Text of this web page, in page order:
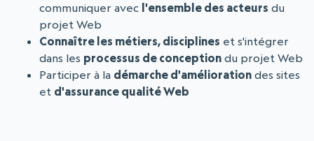
communiquer avec l'ensemble des acteurs du
projet Web
Connaître les métiers, disciplines et s'intégrer
dans les processus de conception du projet Web
Participer à la démarche d'amélioration des sites
et d'assurance qualité Web